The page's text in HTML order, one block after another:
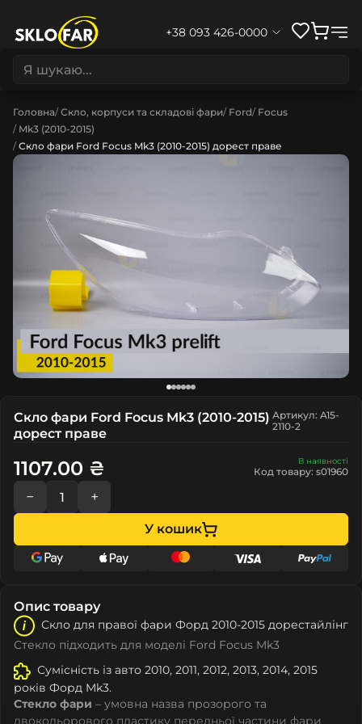
+38 093 426-0000
Головна Скло, корпуси та складові фари Ford Focus
Mk3 (2010-2015)
Скло фари Ford Focus Mk3 (2010-2015) дорест праве
Скло фари Ford Focus Mk3 (2010-2015)
дорест праве
Артикул: A15-
2110-2
В наявності
Код товару: s01960
1107.00 ₴
− +
У кошик
Опис товару
Скло для правої фари Форд 2010-2015 дорестайлінг
Стекло підходить для моделі Ford Focus Mk3
Сумісність із авто 2010, 2011, 2012, 2013, 2014, 2015
років Форд Mk3.
Стекло фари – умовна назва прозорого та
двокольорового пластику передньої частини фари